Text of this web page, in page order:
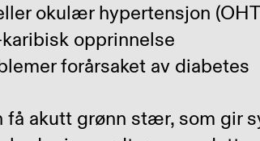
okulær hypertensjon
opprinnelse
forårsaket av diabetes
akutt grønn stær, som gir